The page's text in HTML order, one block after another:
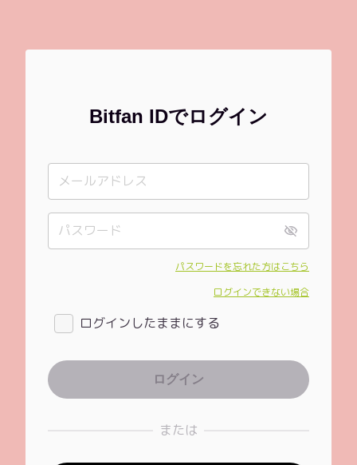
Bitfan IDでログイン
パスワードを忘れた方はこちら
ログインできない場合
ログインしたままにする
または